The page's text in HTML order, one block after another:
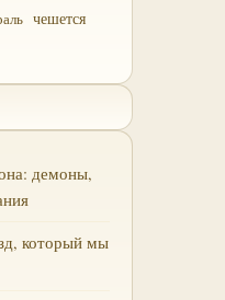
чешется
демоны,
который мы